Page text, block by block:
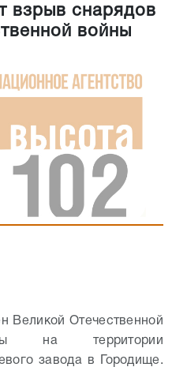
взрыв снарядов
войны
Великой Отечественной
на территории
завода в Городище.